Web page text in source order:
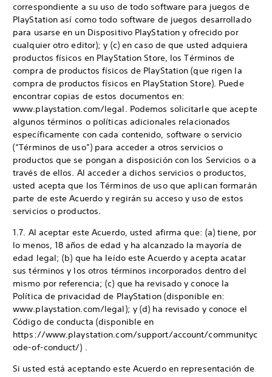
correspondiente a su uso de todo software para juegos de
PlayStation así como todo software de juegos desarrollado
para usarse en un Dispositivo PlayStation y ofrecido por
cualquier otro editor); y (c) en caso de que usted adquiera
productos físicos en PlayStation Store, los Términos de
compra de productos físicos de PlayStation (que rigen la
compra de productos físicos en PlayStation Store). Puede
encontrar copias de estos documentos en:
www.playstation.com/legal. Podemos solicitarle que acepte
algunos términos o políticas adicionales relacionados
específicamente con cada contenido, software o servicio
(“Términos de uso”) para acceder a otros servicios o
productos que se pongan a disposición con los Servicios o a
través de ellos. Al acceder a dichos servicios o productos,
usted acepta que los Términos de uso que aplican formarán
parte de este Acuerdo y regirán su acceso y uso de estos
servicios o productos.
1.7. Al aceptar este Acuerdo, usted afirma que: (a) tiene, por
lo menos, 18 años de edad y ha alcanzado la mayoría de
edad legal; (b) que ha leído este Acuerdo y acepta acatar
sus términos y los otros términos incorporados dentro del
mismo por referencia; (c) que ha revisado y conoce la
Política de privacidad de PlayStation (disponible en:
www.playstation.com/legal); y (d) ha revisado y conoce el
Código de conducta (disponible en
https://www.playstation.com/support/account/communityc
ode-of-conduct/) .
Si usted está aceptando este Acuerdo en representación de